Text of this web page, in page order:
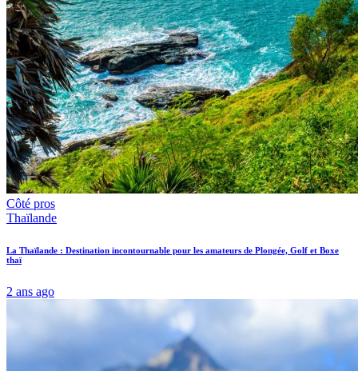
Côté pros
Thaïlande
La Thaïlande : Destination incontournable pour les amateurs de Plongée, Golf et Boxe
thaï
2 ans ago